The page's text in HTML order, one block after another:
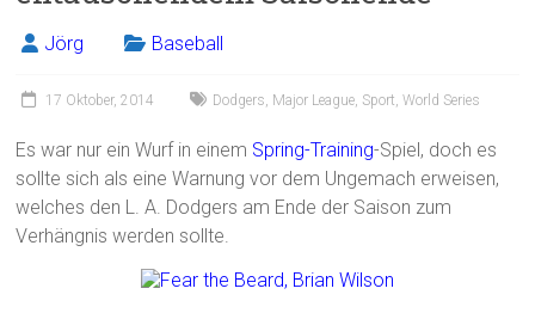
Jörg Baseball
17 Oktober, 2014 Dodgers Major League Sport ,World Series
Es war nur ein Wurf in einem Spring-Training-Spiel, doch es
sollte sich als eine Warnung vor dem Ungemach erweisen,
welches den L. A. Dodgers am Ende der Saison zum
Verhängnis werden sollte.